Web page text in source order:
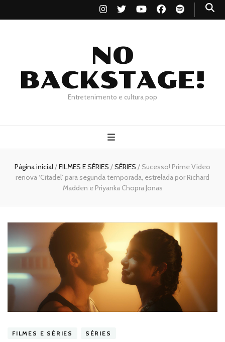
NO
BACKSTAGE!
Entretenimento e cultura pop
Página inicial/FILMES E SÉRIES /SÉRIES / Sucesso! Prime Video
renova ‘Citadel’ para segunda temporada, estrelada por Richard
Madden e Priyanka Chopra Jonas
FILMES E SÉRIES SÉRIES